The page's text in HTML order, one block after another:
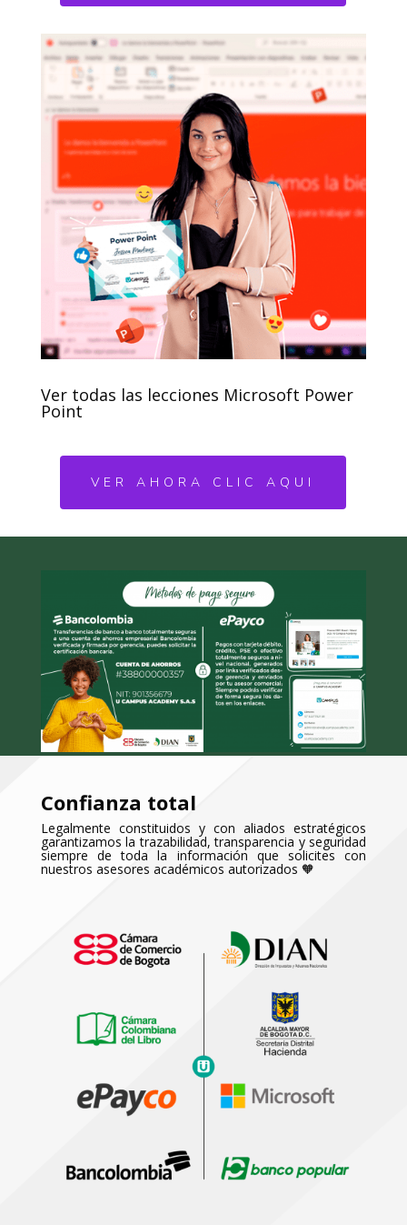
Ver todas las lecciones Microsoft Power
Point
VER AHORA CLIC AQUI
Confianza total
Legalmente constituidos y con aliados estratégicos
garantizamos la trazabilidad, transparencia y seguridad
siempre de toda la información que solicites con
nuestros asesores académicos autorizados 🧡